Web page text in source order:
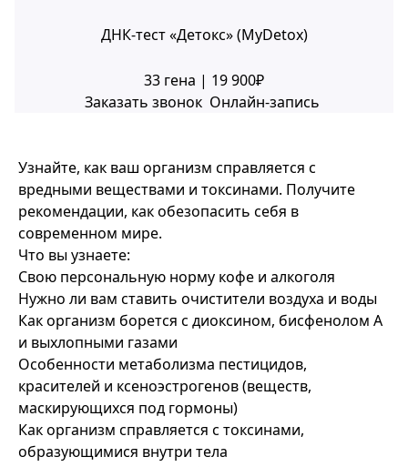
ДНК-тест «Детокс» (MyDetox)
33 гена | 19 900₽
Заказать звонок Онлайн-запись
Узнайте, как ваш организм справляется с
вредными веществами и токсинами. Получите
рекомендации, как обезопасить себя в
современном мире.
Что вы узнаете:
Свою персональную норму кофе и алкоголя
Нужно ли вам ставить очистители воздуха и воды
Как организм борется с диоксином, бисфенолом А
и выхлопными газами
Особенности метаболизма пестицидов,
красителей и ксеноэстрогенов (веществ,
маскирующихся под гормоны)
Как организм справляется с токсинами,
образующимися внутри тела